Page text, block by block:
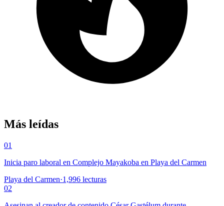
Más leídas
01
Inicia paro laboral en Complejo Mayakoba en Playa del Carmen
Playa del Carmen·1,996 lecturas
02